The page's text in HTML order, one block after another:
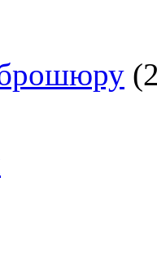
брошюру